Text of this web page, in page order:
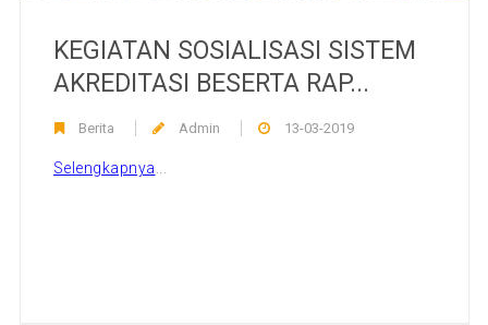
KEGIATAN SOSIALISASI SISTEM
AKREDITASI BESERTA RAP...
Berita Admin 13-03-2019
Selengkapnya